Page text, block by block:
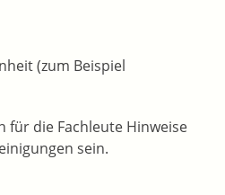
(zum Beispiel
für die Fachleute Hinweise
sein.